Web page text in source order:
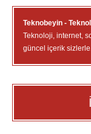
Teknobeyin -
Teknoloji, internet,
güncel içerik